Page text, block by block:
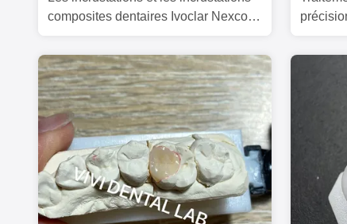
composites dentaires Ivoclar Nexco